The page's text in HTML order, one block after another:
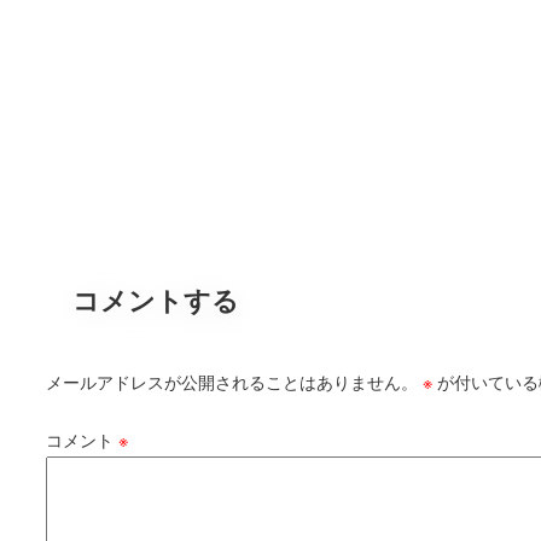
コメントする
メールアドレスが公開されることはありません。 ※が付いてい
コメント ※